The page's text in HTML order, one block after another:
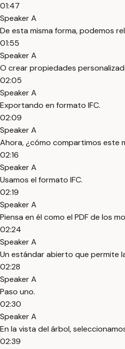
01:47
Speaker A
De esta misma forma, podemos
01:55
Speaker A
O crear propiedades
02:05
Speaker A
Exportando en formato IFC.
02:09
Speaker A
Ahora, ¿cómo compartimos este
02:16
Speaker A
Usamos el formato IFC.
02:19
Speaker A
Piensa en él como el PDF de los
02:24
Speaker A
Un estándar abierto que permite
02:28
Speaker A
Paso uno.
02:30
Speaker A
En la vista del árbol,
02:39